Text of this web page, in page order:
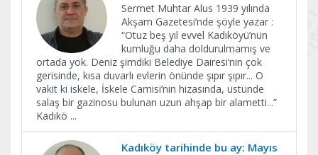
Sermet Muhtar Alus 1939 yılında
Akşam Gazetesi’nde şöyle yazar :
“Otuz beş yıl evvel Kadıköyü’nün
kumluğu daha doldurulmamış ve
ortada yok. Deniz şimdiki Belediye Dairesi’nin çok
gerisinde, kısa duvarlı evlerin önünde şıpır şıpır... O
vakit ki iskele, İskele Camisi’nin hizasında, üstünde
salaş bir gazinosu bulunan uzun ahşap bir alametti...”
Kadıkö ...
Kadıköy tarihinde bu ay: Mayıs